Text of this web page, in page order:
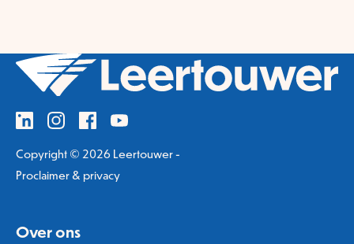
Copyright © 2026 Leertouwer -
Proclaimer & privacy
Over ons